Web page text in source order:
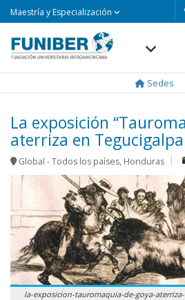
Maestría y Especialización
Sedes
La exposición
aterriza en
Global - Todos los países, Honduras
la-exposicion-tauromaquia-de-goya-